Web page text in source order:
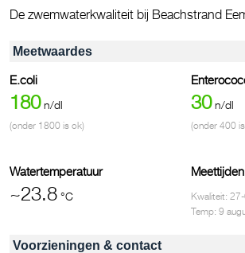
De zwemwaterkwaliteit bij Beachstrand
Meetwaardes
E.coli
180 n/dl
(onder 1800 is ok)
30 n/dl
(onder 400
Watertemperatuur
~23.8 °C
Meettijden
Kwaliteit:
Temp: 9
Voorzieningen & contact